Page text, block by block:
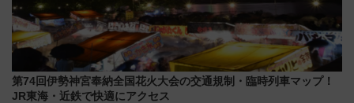
第74回伊勢神宮奉納全国花火大会の交通規制・臨時列車マップ！
JR東海・近鉄で快適にアクセス